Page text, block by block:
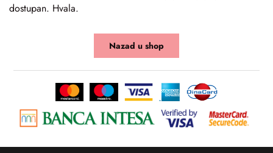
dostupan. Hvala.
Nazad u shop